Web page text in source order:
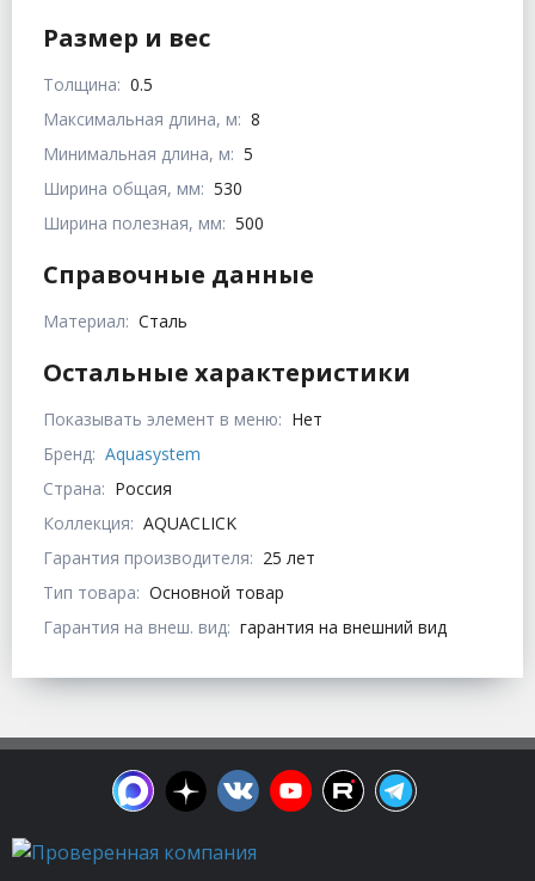
Размер и вес
Толщина: 0.5
Максимальная длина, м: 8
Минимальная длина, м: 5
Ширина общая, мм: 530
Ширина полезная, мм: 500
Справочные данные
Материал: Сталь
Остальные характеристики
Показывать элемент в меню: Нет
Бренд: Aquasystem
Страна: Россия
Коллекция: AQUACLICK
Гарантия производителя: 25 лет
Тип товара: Основной товар
Гарантия на внеш. вид: гарантия на внешний вид